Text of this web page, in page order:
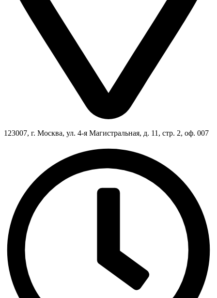
123007, г. Москва, ул. 4-я Магистральная, д. 11, стр. 2, оф. 007